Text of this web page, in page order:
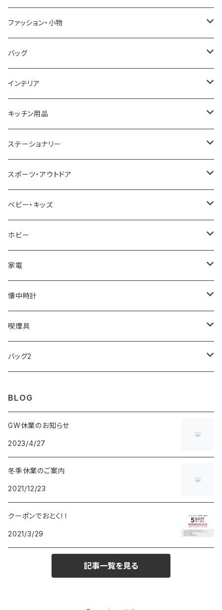
GRANDEUR
COGU
GAGA MILANO
CACTUS
TIMEX
NIXON
AVALANCHE
ORIENT
ZEPPELIN
SKAGEN
FOOTBALL WATCHES
ARCA FUTURA
DISNEY
FOREVER
CLUSE
LACOSTE
DIESEL
MICHAEL KORS
NO BRAND
DUCT
TRANSNUMBER
SAAMA HOMME
ARNOLD PALMER
MICHAEL KORS
DIESEL
ALV
Merge
ETTINGER
COACH
BVLGARI
VANQUISH
DUNHILL
BEAMZSQUARE
TOMMY HILFIGER
GUCCI
TIFFANY&CO
FOLLI FOLLIE
POLICE
PAUL HEWITT
22designstudio
BOTTEGA VENETA
EMPORIO ARMANI
CALVIN KLEIN
DANIEL WELLINGTON
SWAROVSKI
VIVIENNE WESTWOOD
MICHAEL KORS
MARC JACOBS
DIESEL
ファッション・小物
DAKS
栃木レザー
NIKE
DUNHILL
NEWYORKER
OROBIANCO
Ellese
COLEMAN
MONTBLANC
Fashion Accessory Cllection
ISLAND
ATLANTIC STARS
VIVIENNE WESTWOOD
POLO RALPH LAUREN
バッグ
MANHATTAN PORTAGE
United HOMME
RODANIA
BEAMZSQUARE
BLAZER CLUB
ANDY HAWARD
G GUSTO
GULLWING
LESPORTSAC
PRADA
BROMPTON
HAMILTON
INCASE
インテリア
CRYSTOCRAFT
SEIKO
CITIZEN
BRAUN
RHYTHM
BLOSSOM
MONDAINE
MAWA
その他
TANACOCORO
WOODEN
CASIO
キッチン用品
I'mD
Helios
VALENTINO VISCANI
ステーショナリー
LAMY
WATERMAN
PARKER
PELIKAN
CROSS
MONTBLANC
SWAROVSKI
SMYTHSON
スポーツ・アウトドア
Trangia
Barebones
FEUERHAND
CASIO
ベビー・キッズ
ふわりぃ
ERGO BABY
ホビー
その他
AMOS
OMMIX
COACH
家電
CREATE
TORAY
OMRON
Micol
懐中時計
MONDAINE
喫煙具
ZIPPO
バッグ2
BLOG
GW休業のお知らせ
2023/4/27
冬季休業のご案内
2021/12/23
クーポンでおとく！！
2021/3/29
記事一覧を見る